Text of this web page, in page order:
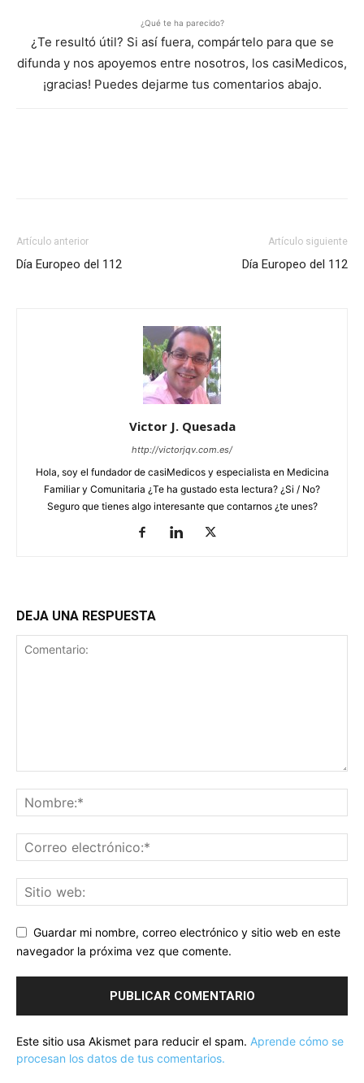
¿Qué te ha parecido?
¿Te resultó útil? Si así fuera, compártelo para que se
difunda y nos apoyemos entre nosotros, los casiMedicos,
¡gracias! Puedes dejarme tus comentarios abajo.
Artículo anterior
Día Europeo del 112
Artículo siguiente
Día Europeo del 112
Victor J. Quesada
http://victorjqv.com.es/
Hola, soy el fundador de casiMedicos y especialista en Medicina
Familiar y Comunitaria ¿Te ha gustado esta lectura? ¿Si / No?
Seguro que tienes algo interesante que contarnos ¿te unes?
DEJA UNA RESPUESTA
Guardar mi nombre, correo electrónico y sitio web en este
navegador la próxima vez que comente.
Este sitio usa Akismet para reducir el spam. Aprende cómo se
procesan los datos de tus comentarios.